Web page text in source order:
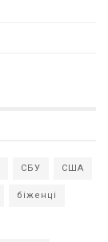
СБУ США
біженці